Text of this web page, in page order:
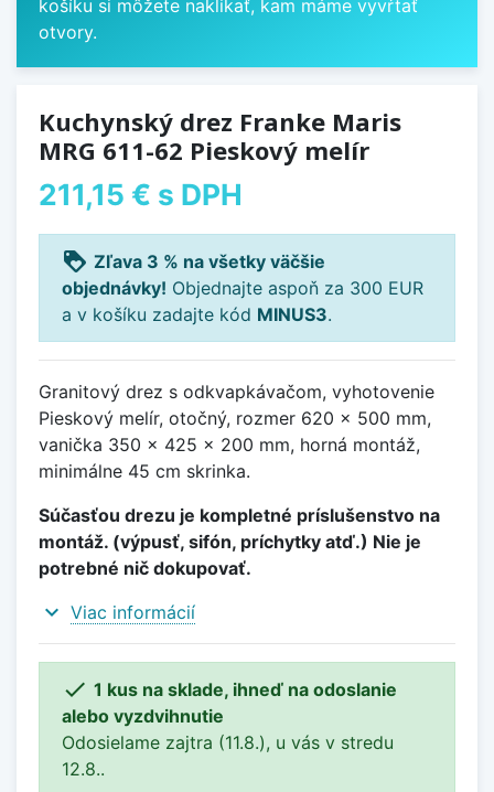
košíku si môžete naklikať, kam máme vyvŕtať
otvory.
Kuchynský drez Franke Maris
MRG 611-62 Pieskový melír
211,15 € s DPH
loyalty Zľava 3 % na všetky väčšie
objednávky! Objednajte aspoň za 300 EUR
a v košíku zadajte kód MINUS3.
Granitový drez s odkvapkávačom, vyhotovenie
Pieskový melír, otočný, rozmer 620 x 500 mm,
vanička 350 x 425 x 200 mm, horná montáž,
minimálne 45 cm skrinka.
Súčasťou drezu je kompletné príslušenstvo na
montáž. (výpusť, sifón, príchytky atď.) Nie je
potrebné nič dokupovať.
expand_more Viac informácií
 1 kus na sklade, ihneď na odoslanie
alebo vyzdvihnutie
Odosielame zajtra (11.8.), u vás v stredu
12.8..